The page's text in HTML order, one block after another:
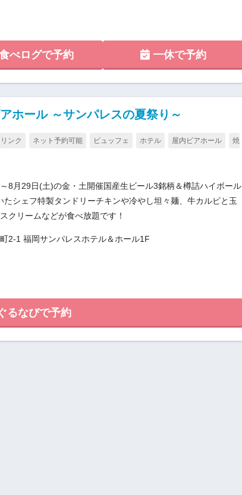
べログで予約 一休で予約
ホール ～サンパレスの夏祭り～
ンク ネット予約可能 ビュッフェ ホテル 屋内ビアホール 焼
8月29日(土)の金・土開催国産生ビール3銘柄＆樽詰ハイボール
たシェフ特製タンドリーチキンや冷やし坦々麺、牛カルビと玉
クリームなどが食べ放題です！
2-1 福岡サンパレスホテル＆ホール1F
るなびで予約